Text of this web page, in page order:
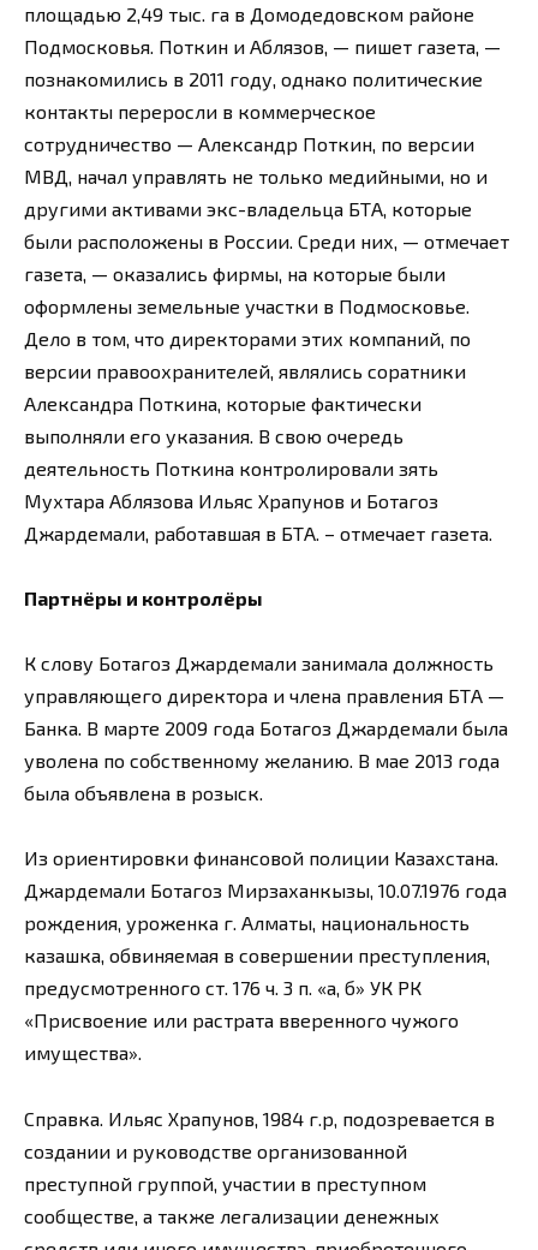
площадью 2,49 тыс. га в Домодедовском районе
Подмосковья. Поткин и Аблязов, — пишет газета, —
познакомились в 2011 году, однако политические
контакты переросли в коммерческое
сотрудничество — Александр Поткин, по версии
МВД, начал управлять не только медийными, но и
другими активами экс-владельца БТА, которые
были расположены в России. Среди них, — отмечает
газета, — оказались фирмы, на которые были
оформлены земельные участки в Подмосковье.
Дело в том, что директорами этих компаний, по
версии правоохранителей, являлись соратники
Александра Поткина, которые фактически
выполняли его указания. В свою очередь
деятельность Поткина контролировали зять
Мухтара Аблязова Ильяс Храпунов и Ботагоз
Джардемали, работавшая в БТА. – отмечает газета.
Партнёры и контролёры
К слову Ботагоз Джардемали занимала должность
управляющего директора и члена правления БТА —
Банка. В марте 2009 года Ботагоз Джардемали была
уволена по собственному желанию. В мае 2013 года
была объявлена в розыск.
Из ориентировки финансовой полиции Казахстана.
Джардемали Ботагоз Мирзаханкызы, 10.07.1976 года
рождения, уроженка г. Алматы, национальность
казашка, обвиняемая в совершении преступления,
предусмотренного ст. 176 ч. 3 п. «а, б» УК РК
«Присвоение или растрата вверенного чужого
имущества».
Справка. Ильяс Храпунов, 1984 г.р, подозревается в
создании и руководстве организованной
преступной группой, участии в преступном
сообществе, а также легализации денежных